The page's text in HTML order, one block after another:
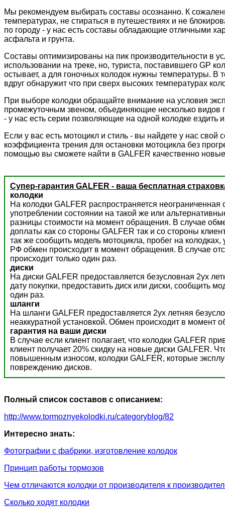
Мы рекомендуем выбирать составы осознанно. К
температурах, не стираться в путешествиях и не
по городу - у нас есть составы обладающие отличными
асфальта и грунта.
Составы оптимизированы на пик производительности в
использовании на треке, но, туриста, поставившего GP
остывает, а для гоночных колодок нужны температуры. В
вдруг обнаружит что при сверх высоких температурах
При выборе колодки обращайте внимание на условия
промежуточным звеном, объединяющие несколько видов
- у нас есть серии позволяющие на одной колодке ездить
Если у вас есть мотоцикл и стиль - вы найдете у нас
коэффициента трения для остановки мотоцикла без
помощью вы сможете найти в GALFER качественно
Супер-гарантия GALFER - ваша бесплатная
колодки
На колодки GALFER распространяется
употреблении состоянии на такой же или
разницы стоимости на момент обращения. В случае
доплаты как со стороны GALFER так и со стороны
так же сообщить модель мотоцикла, пробег на
РФ обмен происходит в момент обращения. В случае
происходит только один раз.
диски
На диски GALFER предоставляется безусловная 2ух
дату покупки, предоставить диск или диски, сообщить
один раз.
шланги
На шланги GALFER предоставляется 2ух летняя
неаккуратной установкой. Обмен происходит в момент
гарантия на ваши диски
В случае если клиент полагает, что колодки GALFER
клиент получает 20% скидку на новые диски GALFER.
повышенным износом, колодки GALFER, которые
повреждению дисков.
Полный список составов с описанием:
http://www.tormoznyekolodki.ru/categoryblog/82
Интересно знать:
Фотографии с фабрики, изготовление колодок
Принцип работы тормозов
Чем отличаются колодки от производителя к
Сколько ходят колодки